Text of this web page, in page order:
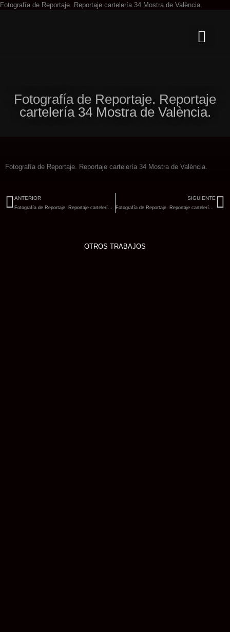
Fotografía de Reportaje. Reportaje cartelería 34 Mostra de València.
Fotografía de Reportaje. Reportaje
cartelería 34 Mostra de València.
Fotografía de Reportaje. Reportaje cartelería 34 Mostra de València.
Ant
ANTERIOR
Fotografía de Reportaje. Reportaje cartelería 34 Mostra de València.
SIGUIENTE
Fotografía de Reportaje. Reportaje cartelería 34 Mostra de València.
OTROS TRABAJOS